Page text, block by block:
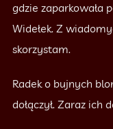
gdzie zaparkowała
Widełek. Z
skorzystam.
Radek o bujnych
dołączył. Zaraz ich